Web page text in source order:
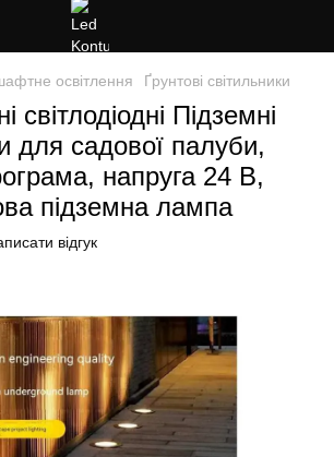
освітлення Ґрунтові світильники
світлодіодні Підземні
для садової палуби,
напруга 24 В,
підземна лампа
відгук